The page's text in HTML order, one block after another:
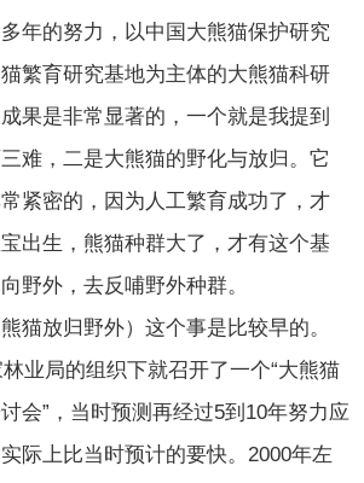
年的努力，以中国大熊猫保护研究
繁育研究基地为主体的大熊猫科研
果是非常显著的，一个就是我提到
难，二是大熊猫的野化与放归。它
紧密的，因为人工繁育成功了，才
出生，熊猫种群大了，才有这个基
野外，去反哺野外种群。
猫放归野外）这个事是比较早的。
业局的组织下就召开了一个“大熊猫
会”，当时预测再经过5到10年努力应
际上比当时预计的要快。2000年左